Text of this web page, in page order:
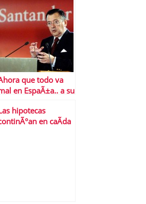
que todo va
en EspaÃ±a.. a su
que volver a
en Hipotecas
hipotecas
en caÃ­da